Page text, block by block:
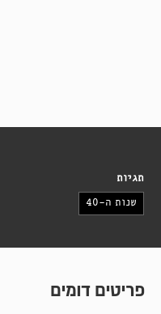
תגיות
שנות ה-40
פריטים דומים